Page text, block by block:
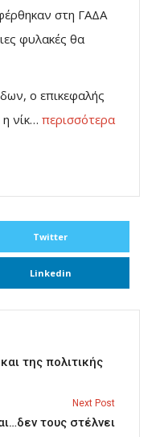
στη ΓΑΔΑ
φυλακές θα
ο επικεφαλής
νίκ… περισσότερα
Twitter
Linkedin
της πολιτικής
Next Post
τους στέλνει